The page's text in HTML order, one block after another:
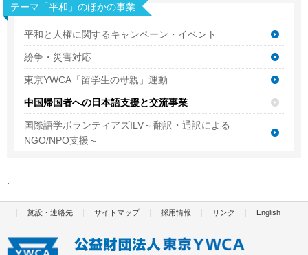
テーマ「平和」のほかの事業
平和と人権に関するキャンペーン・イベント
紛争・災害対応
東京YWCA「留学生の母親」運動
中国帰国者への日本語支援と交流事業
国際語学ボランティアズILV～翻訳・通訳による
NGO/NPO支援～
施設・連絡先 サイトマップ 採用情報 リンク English